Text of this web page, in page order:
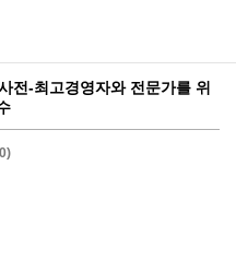
전-최고경영자와 전문가를 위